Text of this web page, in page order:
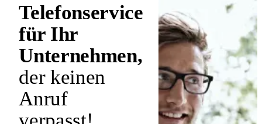
Telefonservice
für Ihr
Unternehmen,
der keinen
Anruf